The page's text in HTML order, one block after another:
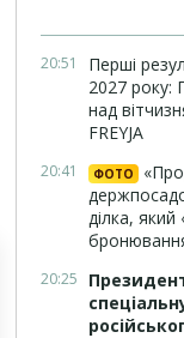
20:51
Перші
2027 року:
над
FREYJA
20:41 ФОТО
ділка,
20:25